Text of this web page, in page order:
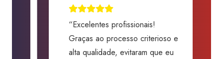
“Excelentes profissionais!
Graças ao processo criterioso e
alta qualidade, evitaram que eu